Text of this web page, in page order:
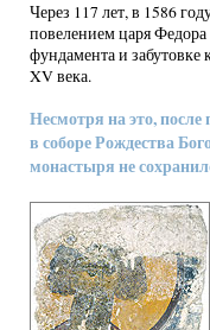
Через 117 лет, в 1586
повелением царя
фундамента и забутовке
XV века.
Несмотря на это, после
в соборе Рождества
монастыря не